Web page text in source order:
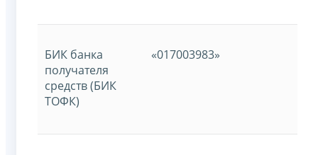
БИК банка
получателя
средств (БИК
ТОФК)
«017003983»